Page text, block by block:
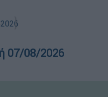
07/08/2026